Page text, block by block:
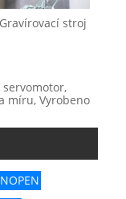
Gravírovací stroj
míru, Vyrobeno